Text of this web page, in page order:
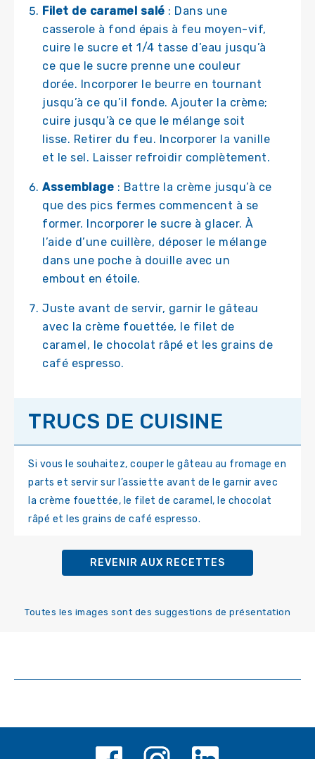
Filet de caramel salé : Dans une
casserole à fond épais à feu moyen-vif,
cuire le sucre et 1/4 tasse d’eau jusqu’à
ce que le sucre prenne une couleur
dorée. Incorporer le beurre en tournant
jusqu’à ce qu’il fonde. Ajouter la crème;
cuire jusqu’à ce que le mélange soit
lisse. Retirer du feu. Incorporer la vanille
et le sel. Laisser refroidir complètement.
Assemblage : Battre la crème jusqu’à ce
que des pics fermes commencent à se
former. Incorporer le sucre à glacer. À
l’aide d’une cuillère, déposer le mélange
dans une poche à douille avec un
embout en étoile.
Juste avant de servir, garnir le gâteau
avec la crème fouettée, le filet de
caramel, le chocolat râpé et les grains de
café espresso.
TRUCS DE CUISINE
Si vous le souhaitez, couper le gâteau au fromage en
parts et servir sur l’assiette avant de le garnir avec
la crème fouettée, le filet de caramel, le chocolat
râpé et les grains de café espresso.
REVENIR AUX RECETTES
Toutes les images sont des suggestions de présentation